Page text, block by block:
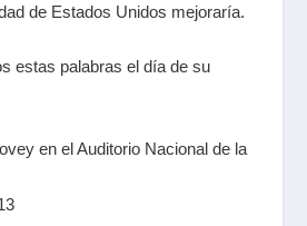
de Estados Unidos mejoraría.
estas palabras el día de su
en el Auditorio Nacional de la